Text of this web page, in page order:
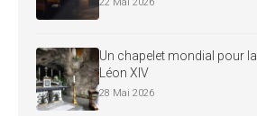
Un chapelet mondial pour
Léon XIV
28 Mai 2026